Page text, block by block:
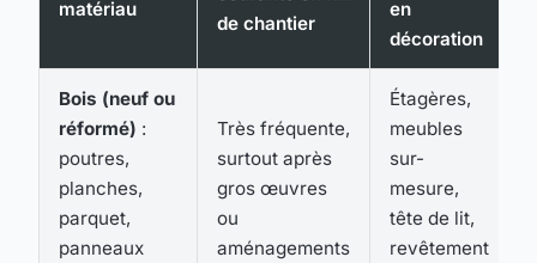
matériau
de chantier
en
décoration
Bois (neuf ou
réformé) :
poutres,
planches,
parquet,
panneaux
Très fréquente,
surtout après
gros œuvres
ou
aménagements
Étagères,
meubles
sur-
mesure,
tête de lit,
revêtement